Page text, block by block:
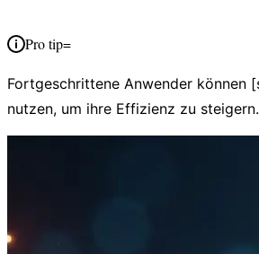
Pro tip=
Fortgeschrittene Anwender können
nutzen, um ihre Effizienz zu steigern.